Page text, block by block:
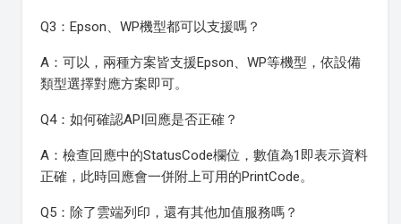
Q3：Epson、WP機型都可以支援嗎？
A：可以，兩種方案皆支援Epson、WP等機型，依設備
類型選擇對應方案即可。
Q4：如何確認API回應是否正確？
A：檢查回應中的StatusCode欄位，數值為1即表示資料
正確，此時回應會一併附上可用的PrintCode。
Q5：除了雲端列印，還有其他加值服務嗎？